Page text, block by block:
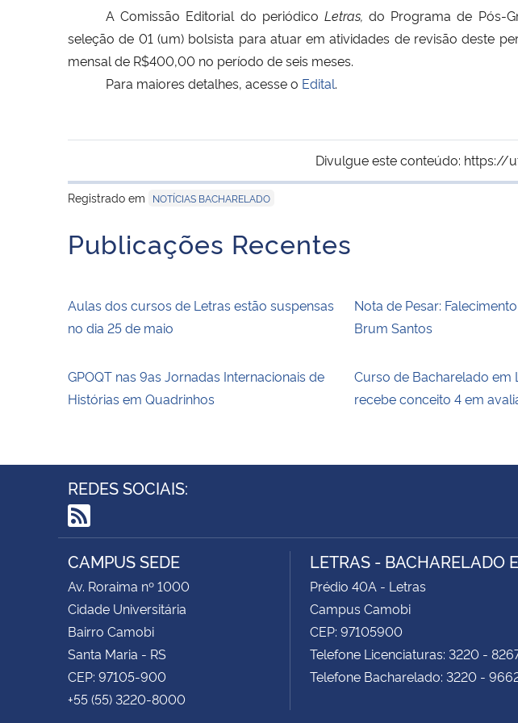
A Comissão Editorial do periódico Letras,do Programa de Pós-
seleção de 01 (um) bolsista para atuar em atividades de revisão deste
mensal de R$400,00 no período de seis meses.
Para maiores detalhes, acesse o Edital.
Divulgue este conteúdo: https://
Registrado em
NOTÍCIAS BACHARELADO
Publicações Recentes
Aulas dos cursos de Letras estão suspensas
no dia 25 de maio
Nota de Pesar:
Brum Santos
GPOQT nas 9as Jornadas Internacionais de
Histórias em Quadrinhos
Curso de Bacharelado em
recebe conceito 4 em
REDES SOCIAIS:
RSS
CAMPUS SEDE
Av. Roraima nº 1000
Cidade Universitária
Bairro Camobi
Santa Maria - RS
CEP: 97105-900
+55 (55) 3220-8000
LETRAS - BACHARELADO
Prédio 40A - Letras
Campus Camobi
CEP: 97105900
Telefone Licenciaturas: 3220 -
Telefone Bacharelado: 3220 -